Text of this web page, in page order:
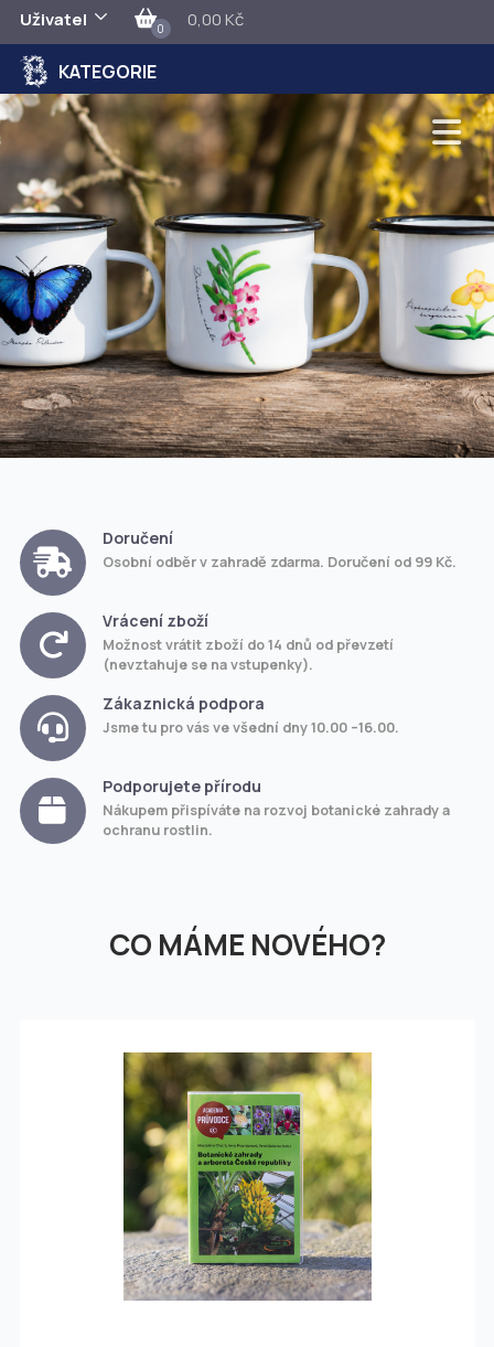
Uživatel 0 0,00 Kč
KATEGORIE
Doručení
Osobní odběr v zahradě zdarma. Doručení od 99 Kč.
Vrácení zboží
Možnost vrátit zboží do 14 dnů od převzetí
(nevztahuje se na vstupenky).
Zákaznická podpora
Jsme tu pro vás ve všední dny 10.00 –16.00.
Podporujete přírodu
Nákupem přispíváte na rozvoj botanické zahrady a
ochranu rostlin.
CO MÁME NOVÉHO?